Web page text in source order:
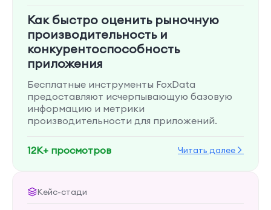
Как быстро оценить рыночную
производительность и
конкурентоспособность
приложения
Бесплатные инструменты FoxData
предоставляют исчерпывающую базовую
информацию и метрики
производительности для приложений.
12K+ просмотров Читать далее
Кейс-стади